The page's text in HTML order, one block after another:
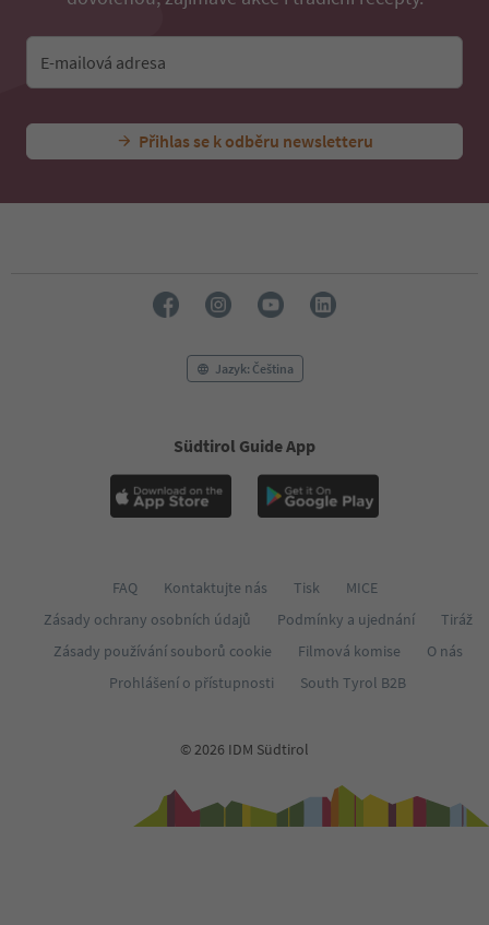
E-mailová adresa
Přihlas se k odběru newsletteru
Jazyk: Čeština
Südtirol Guide App
FAQ Kontaktujte nás Tisk
MICE
Zásady ochrany osobních údajů
Podmínky a ujednání
Tiráž
Zásady používání souborů cookie
Filmová komise
O nás
Prohlášení o přístupnosti
South Tyrol B2B
© 2026 IDM Südtirol